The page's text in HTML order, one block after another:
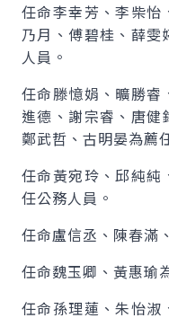
任命李幸芳、李柴怡
乃月、傅碧桂、薛
人員。
任命滕憶娟、曠勝睿
進德、謝宗睿、唐健
鄭武哲、古明晏為薦
任命黃宛玲、邱純純
任公務人員。
任命盧信丞、陳春滿
任命魏玉卿、黃惠瑜
任命孫理蓮、朱怡淑